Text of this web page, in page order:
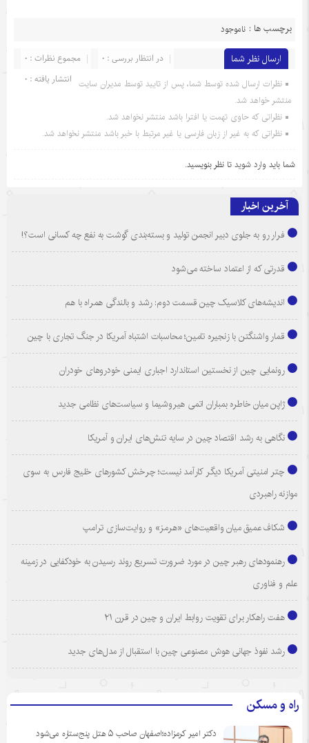
برچسب ها : ناموجود
ارسال نظر شما مجموع نظرات : 0
در انتظار بررسی : 0
انتشار یافته : 0 نظرات ارسال شده توسط شما، پس از تایید توسط مدیران سایت
منتشر خواهد شد.
نظراتی که حاوی تهمت یا افترا باشد منتشر نخواهد شد.
نظراتی که به غیر از زبان فارسی یا غیر مرتبط با خبر باشد منتشر نخواهد شد.
شما باید وارد شوید تا نظر بنویسید.
آخرین اخبار
فرار رو به جلوی دبیر انجمن تولید و بسته‌بندی گوشت به نفع چه کسانی است؟!
قدرتی که از اعتماد ساخته می‌شود
اندیشه‌های کلاسیک چین قسمت دوم: رشد و بالندگی همراه با هم
قمار واشنگتن با زنجیره تامین؛ محاسبات اشتباه آمریکا در جنگ تجاری با چین
رونمایی چین از نخستین استاندارد اجباری ایمنی خودروهای خودران
ژاپن میان خاطره بمباران اتمی هیروشیما و سیاست‌های نظامی جدید
نگاهی به رشد اقتصاد چین در سایه تنش‌های ایران و آمریکا
چتر امنیتی آمریکا دیگر کارآمد نیست؛ چرخش کشورهای خلیج فارس به سوی
موازنه راهبردی
شکاف عمیق میان واقعیت‌های «هرمز» و روایت‌سازی ترامپ
رهنمودهای رهبر چین در مورد ضرورت تسریع روند رسیدن به خودکفایی در زمینه
علم و فناوری
هفت راهکار برای تقویت روابط ایران و چین در قرن ۲۱
رشد نفوذ جهانی هوش مصنوعی چین با استقبال از مدل‌های جدید
راه و مسکن
دکتر امیر کرمزاده؛اصفهان صاحب ۵ هتل پنج‌ستاره می‌شود